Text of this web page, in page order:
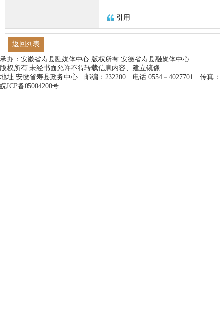
引用
返回列表
承办：安徽省寿县融媒体中心 版权所有 安徽省寿县融媒体中心
版权所有 未经书面允许不得转载信息内容、建立镜像
地址:安徽省寿县政务中心 邮编：232200 电话:0554－4027701 传真：
皖ICP备05004200号